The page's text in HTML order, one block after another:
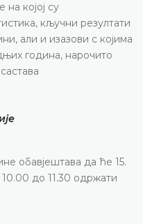
којој су
кључни резултати
али и изазови с којима
година, нарочито
обавјештава да ће 15.
до 11.30 одржати